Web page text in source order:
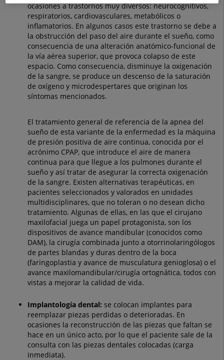
ocasiones a trastornos muy diversos: neurocognitivos,
respiratorios, cardiovasculares, metabólicos o
inflamatorios. En algunos casos este trastorno se debe a
la obstrucción del paso del aire durante el sueño, como
consecuencia de una alteración anatómico-funcional de
la vía aérea superior, que provoca colapso de este
espacio. Como consecuencia, disminuye la oxigenación
de la sangre, se produce un descenso de la saturación
de oxígeno y microdespertares que originan los
síntomas mencionados.
El tratamiento general de referencia de la apnea del
sueño de esta variante de la enfermedad es la máquina
de presión positiva de aire continua, conocida por el
acrónimo CPAP, que introduce el aire de manera
continua para que llegue a los pulmones durante el
sueño y así tratar de asegurar la correcta oxigenación
de la sangre. Existen alternativas terapéuticas, en
pacientes seleccionados y valorados en unidades
multidisciplinares, que no toleran o no desean dicho
tratamiento. Algunas de ellas, en las que el cirujano
maxilofacial juega un papel protagonista, son los
dispositivos de avance mandibular (conocidos como
DAM), la cirugía combinada junto a otorrinolaringólogos
de partes blandas y duras dentro de la boca
(faringoplastia y avance de musculatura genioglosa) o el
avance maxilomandibular/cirugía ortognática, todos con
vistas a mejorar la calidad de vida.
Implantología dental: se colocan implantes para
reemplazar piezas perdidas o deterioradas. En
ocasiones la reconstrucción de las piezas que faltan se
hace en un único acto, por lo que el paciente sale de la
consulta con las piezas dentales colocadas (carga
inmediata).